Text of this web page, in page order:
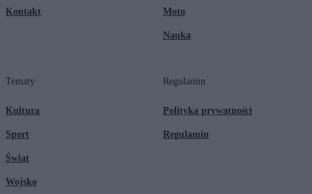
Kontakt Moto
Nauka
Tematy
Kultura
Sport
Świat
Wojsko
Regulamin
Polityka prywatności
Regulamin